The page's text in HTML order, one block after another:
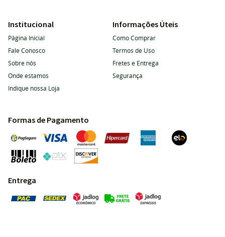
Institucional
Página Inicial
Fale Conosco
Sobre nós
Onde estamos
Indique nossa Loja
Informações Úteis
Como Comprar
Termos de Uso
Fretes e Entrega
Segurança
Formas de Pagamento
Entrega